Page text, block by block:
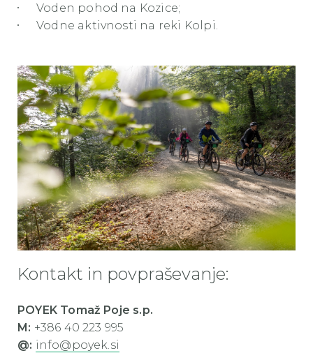
Voden pohod na Kozice;
Vodne aktivnosti na reki Kolpi.
Kontakt in povpraševanje:
POYEK Tomaž Poje s.p.
M: +386 40 223 995
@: info@poyek.si